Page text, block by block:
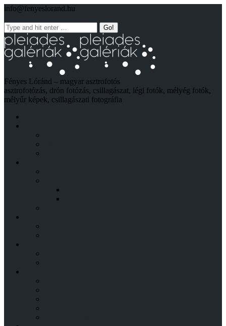
info@fenyeslorand.hu
Fényes Lóránd – magyar asztrofotós
asztrofotózás, drón fotózás, csillagászat, légi fotók, mélyég fotók,
mélyűr képek, csillagászati fotográfia